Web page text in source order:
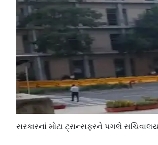
સરકારનાં મોટા ટ્રાન્સફરને પગલે